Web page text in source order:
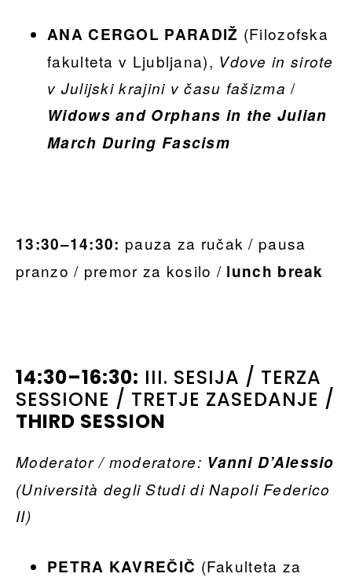
ANA CERGOL PARADIŽ (Filozofska
fakulteta v Ljubljana), Vdove in sirote
v Julijski krajini v času fašizma /
Widows and Orphans in the Julian
March During Fascism
13:30–14:30: pauza za ručak / pausa
pranzo / premor za kosilo / lunch break
14:30–16:30: III. SESIJA / TERZA
SESSIONE / TRETJE ZASEDANJE /
THIRD SESSION
Moderator / moderatore: Vanni D’Alessio
(Università degli Studi di Napoli Federico
II)
PETRA KAVREČIČ (Fakulteta za